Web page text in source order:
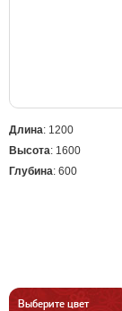
Длина: 1200
Высота: 1600
Глубина: 600
Выберите цвет